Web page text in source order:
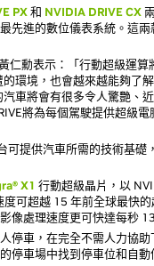
PX和 NVIDIA DRIVE CX
先進的數位儀表系統。這
仁勳表示：「行動超級運
環境，也會越來越能夠了
車將會有很多令人驚艷、
將為每個駕駛提供超級
可提供汽車所需的技術基
X1 行動超級晶片，以
可超越 15 年前全球最快
像處理速度更可快達每秒
停車，在完全不需人力協
停車場中找到停車位和自